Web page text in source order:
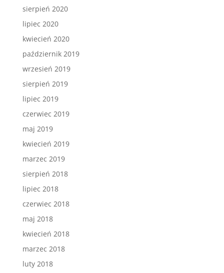
sierpień 2020
lipiec 2020
kwiecień 2020
październik 2019
wrzesień 2019
sierpień 2019
lipiec 2019
czerwiec 2019
maj 2019
kwiecień 2019
marzec 2019
sierpień 2018
lipiec 2018
czerwiec 2018
maj 2018
kwiecień 2018
marzec 2018
luty 2018